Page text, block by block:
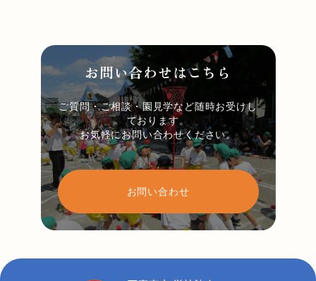
お問い合わせはこちら
ご質問・ご相談・園見学など随時お受けし
ております。
お気軽にお問い合わせください。
お問い合わせ